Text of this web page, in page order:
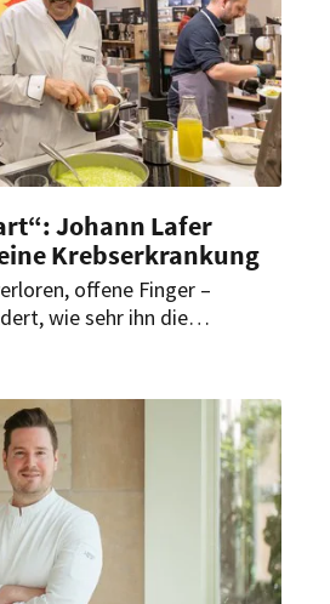
Johann Lafer
Krebserkrankung
offene Finger –
wie sehr ihn die